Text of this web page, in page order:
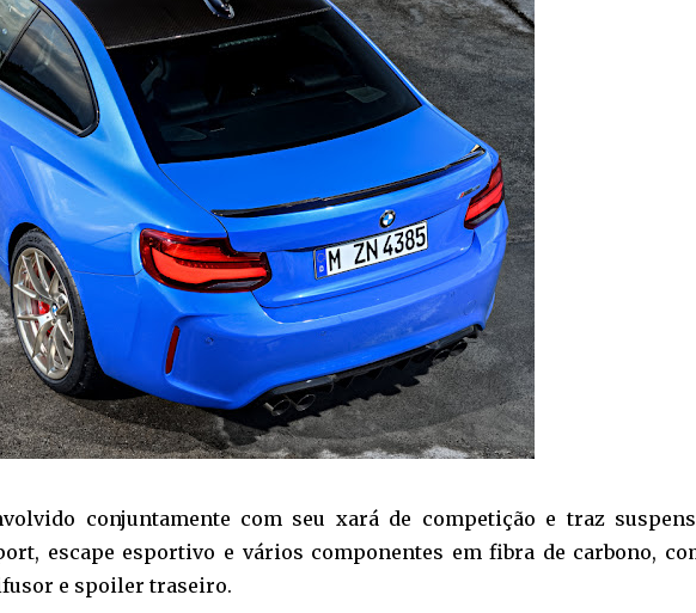
conjuntamente com seu xará de competição e traz
escape esportivo e vários componentes em fibra de carbono,
e spoiler traseiro.